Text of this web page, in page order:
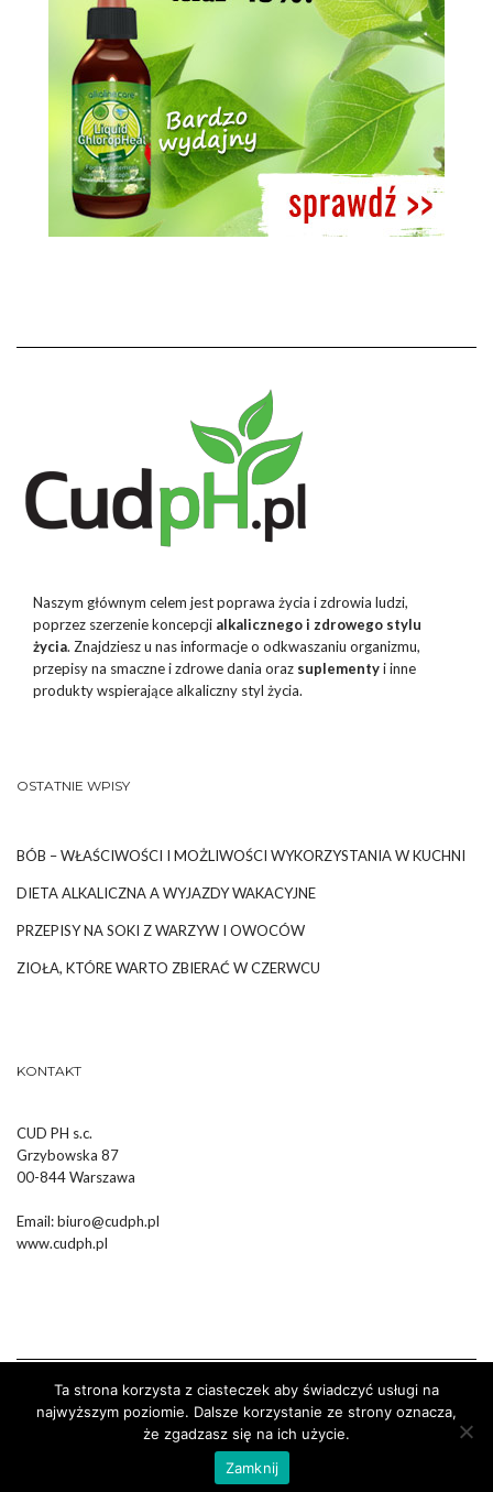
Naszym głównym celem jest poprawa życia i zdrowia ludzi,
poprzez szerzenie koncepcji alkalicznego i zdrowego stylu
życia. Znajdziesz u nas informacje o odkwaszaniu organizmu,
przepisy na smaczne i zdrowe dania oraz suplementyi inne
produkty wspierające alkaliczny styl życia.
OSTATNIE WPISY
BÓB – WŁAŚCIWOŚCI I MOŻLIWOŚCI WYKORZYSTANIA W KUCHNI
DIETA ALKALICZNA A WYJAZDY WAKACYJNE
PRZEPISY NA SOKI Z WARZYW I OWOCÓW
ZIOŁA, KTÓRE WARTO ZBIERAĆ W CZERWCU
KONTAKT
CUD PH s.c.
Grzybowska 87
00-844 Warszawa
Email:biuro@cudph.pl
www.cudph.pl
Wykonanie :Strony Internetowe Białystok Dr Pixel
Ta strona korzysta z ciasteczek aby świadczyć usługi na
najwyższym poziomie. Dalsze korzystanie ze strony oznacza,
że zgadzasz się na ich użycie.
Zamknij